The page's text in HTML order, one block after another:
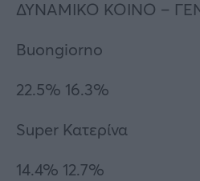
ΔΥΝΑΜΙΚΟ ΚΟΙΝΟ –
Buongiorno
22.5% 16.3%
Super Κατερίνα
14.4% 12.7%